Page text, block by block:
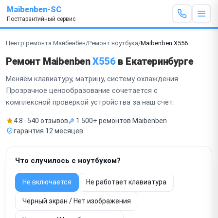
Maibenben-SC
Постгарантийный сервис
Центр ремонта Майбенбен/Ремонт ноутбука/Maibenben X556
Ремонт MaibenbenX556в Екатеринбурге
Меняем клавиатуру, матрицу, систему охлаждения.
Прозрачное ценообразование сочетается с
комплексной проверкой устройства за наш счет.
4.8 · 540 отзывов
1 500+ ремонтов Maibenben
гарантия 12 месяцев
Что случилось с ноутбуком?
Не включается Не работает клавиатура
Черный экран / Нет изображения